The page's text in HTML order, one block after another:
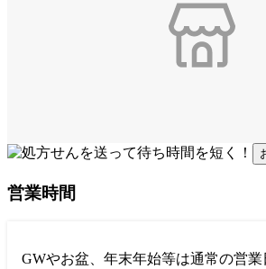
営業時間
GWやお盆、年末年始等は通常の営